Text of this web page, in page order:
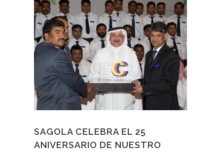
SAGOLA CELEBRA EL 25
ANIVERSARIO DE NUESTRO